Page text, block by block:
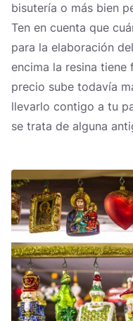
bisutería o más bien
Ten en cuenta que
para la elaboración
encima la resina tiene
precio sube todavía
llevarlo contigo a tu
se trata de alguna